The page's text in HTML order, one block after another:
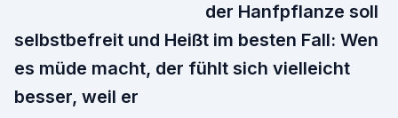
der Hanfpflanze soll
selbstbefreit und Heißt im besten Fall: Wen
es müde macht, der fühlt sich vielleicht
besser, weil er